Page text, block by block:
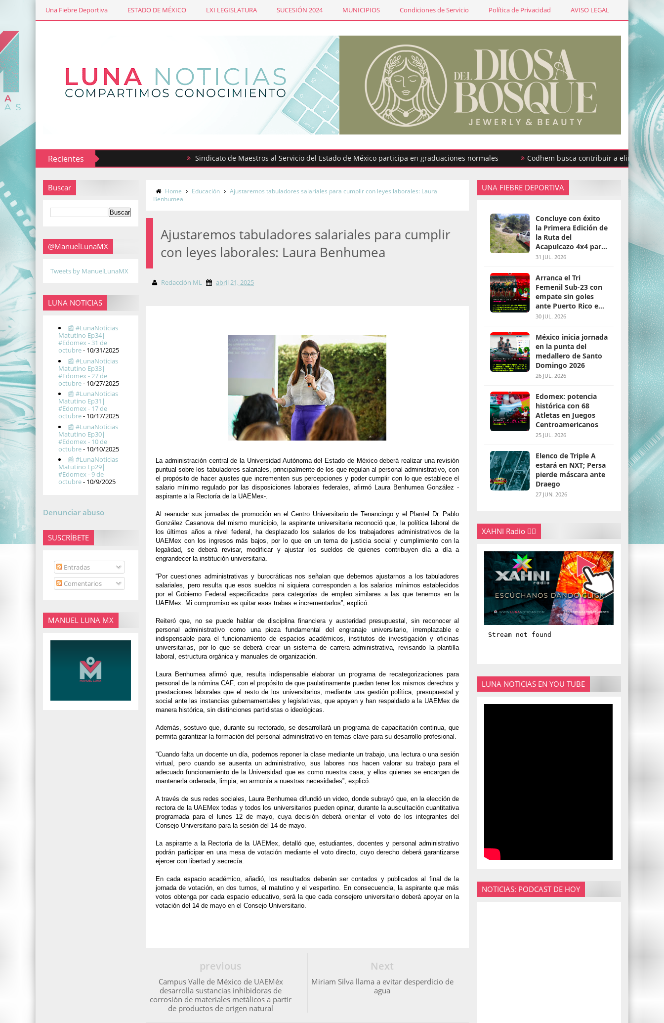
Una Fiebre Deportiva ESTADO DE MÉXICO LXI LEGISLATURA SUCESIÓN 2024 MUNICIPIOS Condiciones de Servicio Política de Privacidad AVISO LEGAL
Recientes Sindicato de Maestros al Servicio del Estado de México participa en graduaciones normales Codhem busca contribuir a eliminar los
Buscar
@ManuelLunaMX
Tweets by ManuelLunaMX
LUNA NOTICIAS
📰 #LunaNoticias
Matutino Ep34|
#Edomex - 31 de
octubre- 10/31/2025
📰 #LunaNoticias
Matutino Ep33|
#Edomex - 27 de
octubre- 10/27/2025
📰 #LunaNoticias
Matutino Ep31|
#Edomex - 17 de
octubre- 10/17/2025
📰 #LunaNoticias
Matutino Ep30|
#Edomex - 10 de
octubre- 10/10/2025
📰 #LunaNoticias
Matutino Ep29|
#Edomex - 9 de
octubre- 10/9/2025
Denunciar abuso
SUSCRÍBETE
Entradas
Comentarios
MANUEL LUNA MX
Home Educación
Ajustaremos tabuladores salariales para cumplir con leyes laborales: Laura
Benhumea
Ajustaremos tabuladores salariales para cumplir
con leyes laborales: Laura Benhumea
Redacción ML abril 21, 2025
La administración central de la Universidad Autónoma del Estado de México deberá realizar una revisión
puntual sobre los tabuladores salariales, principalmente de los que regulan al personal administrativo, con
el propósito de hacer ajustes que incrementen sus percepciones y poder cumplir con lo que establece el
salario mínimo regulado por las disposiciones laborales federales, afirmó Laura Benhumea González -
aspirante a la Rectoría de la UAEMex-.
Al reanudar sus jornadas de promoción en el Centro Universitario de Tenancingo y el Plantel Dr. Pablo
González Casanova del mismo municipio, la aspirante universitaria reconoció que, la política laboral de
los últimos años a nivel federal, ha desplazado los salarios de los trabajadores administrativos de la
UAEMex con los ingresos más bajos, por lo que en un tema de justicia social y cumplimiento con la
legalidad, se deberá revisar, modificar y ajustar los sueldos de quienes contribuyen día a día a
engrandecer la institución universitaria.
“Por cuestiones administrativas y burocráticas nos señalan que debemos ajustarnos a los tabuladores
salariales, pero resulta que esos sueldos ni siquiera corresponden a los salarios mínimos establecidos
por el Gobierno Federal especificados para categorías de empleo similares a las que tenemos en la
UAEMex. Mi compromiso es quitar esas trabas e incrementarlos”, explicó.
Reiteró que, no se puede hablar de disciplina financiera y austeridad presupuestal, sin reconocer al
personal administrativo como una pieza fundamental del engranaje universitario, irremplazable e
indispensable para el funcionamiento de espacios académicos, institutos de investigación y oficinas
universitarias, por lo que se deberá crear un sistema de carrera administrativa, revisando la plantilla
laboral, estructura orgánica y manuales de organización.
Laura Benhumea afirmó que, resulta indispensable elaborar un programa de recategorizaciones para
personal de la nómina CAF, con el propósito de que paulatinamente puedan tener los mismos derechos y
prestaciones laborales que el resto de los universitarios, mediante una gestión política, presupuestal y
social ante las instancias gubernamentales y legislativas, que apoyan y han respaldado a la UAEMex de
manera histórica, sin distinciones partidistas o ideológicas.
Además, sostuvo que, durante su rectorado, se desarrollará un programa de capacitación continua, que
permita garantizar la formación del personal administrativo en temas clave para su desarrollo profesional.
“Cuando falta un docente un día, podemos reponer la clase mediante un trabajo, una lectura o una sesión
virtual, pero cuando se ausenta un administrativo, sus labores nos hacen valorar su trabajo para el
adecuado funcionamiento de la Universidad que es como nuestra casa, y ellos quienes se encargan de
mantenerla ordenada, limpia, en armonía a nuestras necesidades”, explicó.
A través de sus redes sociales, Laura Benhumea difundió un video, donde subrayó que, en la elección de
rectora de la UAEMex todas y todos los universitarios pueden opinar, durante la auscultación cuantitativa
programada para el lunes 12 de mayo, cuya decisión deberá orientar el voto de los integrantes del
Consejo Universitario para la sesión del 14 de mayo.
La aspirante a la Rectoría de la UAEMex, detalló que, estudiantes, docentes y personal administrativo
podrán participar en una mesa de votación mediante el voto directo, cuyo derecho deberá garantizarse
ejercer con libertad y secrecía.
En cada espacio académico, añadió, los resultados deberán ser contados y publicados al final de la
jornada de votación, en dos turnos, el matutino y el vespertino. En consecuencia, la aspirante que más
votos obtenga por cada espacio educativo, será la que cada consejero universitario deberá apoyar en la
votación del 14 de mayo en el Consejo Universitario.
Next
Miriam Silva llama a evitar desperdicio de
agua
previous
Campus Valle de México de UAEMéx
desarrolla sustancias inhibidoras de
corrosión de materiales metálicos a partir
de productos de origen natural
UNA FIEBRE DEPORTIVA
Concluye con éxito
la Primera Edición de
la Ruta del
Acapulcazo 4x4 para
parejas
31 JUL. 2026
Arranca el Tri
Femenil Sub-23 con
empate sin goles
ante Puerto Rico en
Santo Domingo 2026
30 JUL. 2026
México inicia jornada
en la punta del
medallero de Santo
Domingo 2026
26 JUL. 2026
Edomex: potencia
histórica con 68
Atletas en Juegos
Centroamericanos
25 JUL. 2026
Elenco de Triple A
estará en NXT; Persa
pierde máscara ante
Draego
27 JUN. 2026
XAHNI Radio 👇🏽
LUNA NOTICIAS EN YOU TUBE
NOTICIAS: PODCAST DE HOY